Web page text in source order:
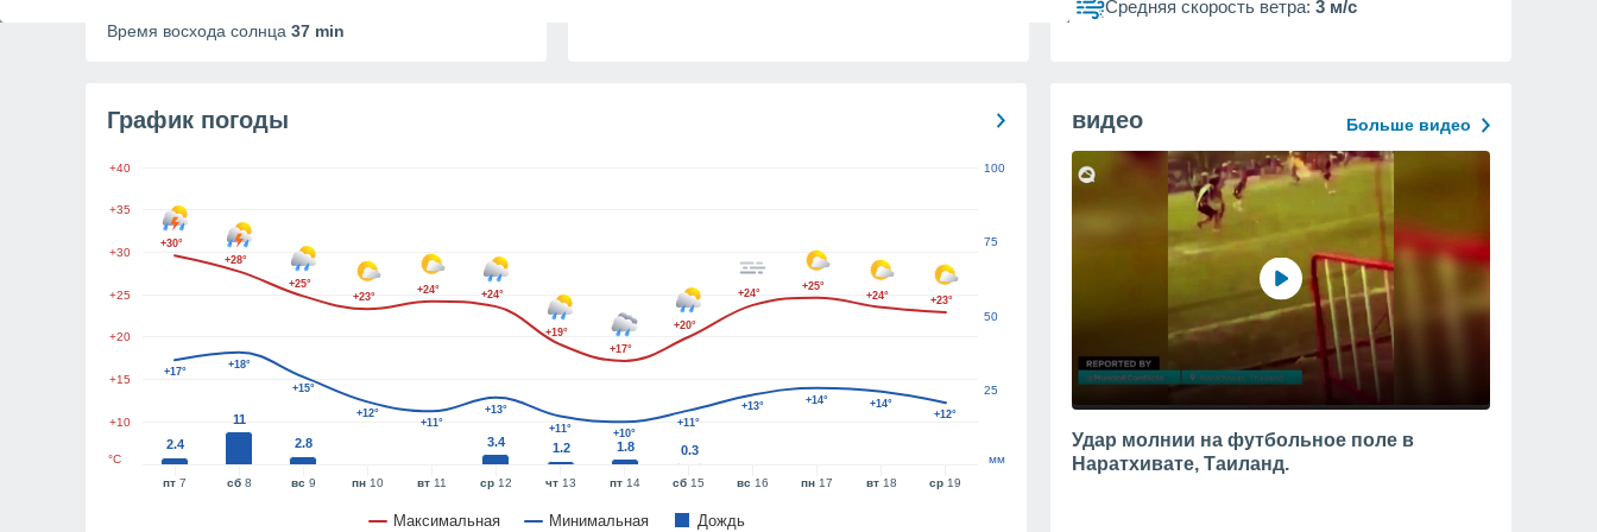
Время восхода солнца 37 min
Средняя скорость ветра: 3 м/с
График погоды
Максимальная Минимальная Дождь
пт 7 сб8 вс 9 пн10 вт11 ср12 чт13 пт14 сб 15 вс 16 пн 17 вт18 ср 19
+10
+15
+20
+25
+30
+35
+40
°C
25
50
75
100
мм
2.4
11
2.8
3.4 1.2 1.8 0.3
+30°
+28°
+25°
+23°
+24° +24°
+19°
+17°
+20°
+24°
+25°
+24°
+23°
+17°
+18°
+15°
+12°
+11°
+13°
+11°
+10°
+11°
+13° +14°
+14°
+12°
видео Больше видео
Удар молнии на футбольное поле в
Наратхивате, Таиланд.